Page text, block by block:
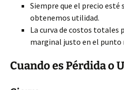
Siempre que el precio esté
obtenemos utilidad.
La curva de costos totales
marginal justo en el punto
Cuando es Pérdida o